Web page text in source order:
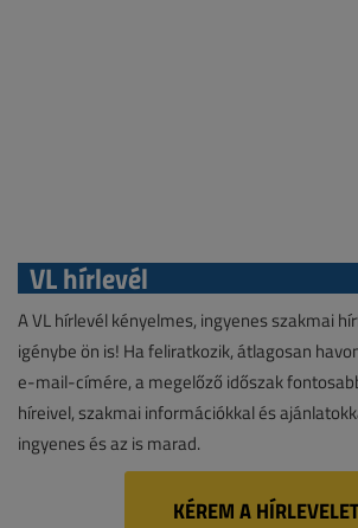
VL hírlevél
A VL hírlevél kényelmes, ingyenes szakmai
igénybe ön is! Ha feliratkozik, átlagosan
e-mail-címére, a megelőző időszak
híreivel, szakmai információkkal és
ingyenes és az is marad.
KÉREM A HÍRLEVELET